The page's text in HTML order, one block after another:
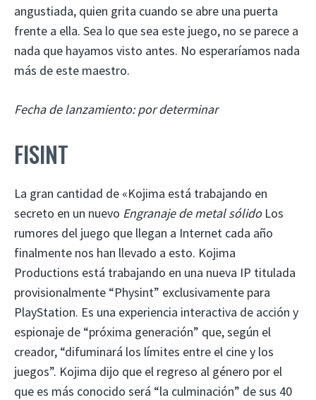
angustiada, quien grita cuando se abre una puerta
frente a ella. Sea lo que sea este juego, no se parece a
nada que hayamos visto antes. No esperaríamos nada
más de este maestro.
Fecha de lanzamiento: por determinar
FISINT
La gran cantidad de «Kojima está trabajando en
secreto en un nuevo Engranaje de metal sólidoLos
rumores del juego que llegan a Internet cada año
finalmente nos han llevado a esto. Kojima
Productions está trabajando en una nueva IP titulada
provisionalmente “Physint” exclusivamente para
PlayStation. Es una experiencia interactiva de acción y
espionaje de “próxima generación” que, según el
creador, “difuminará los límites entre el cine y los
juegos”. Kojima dijo que el regreso al género por el
que es más conocido será “la culminación” de sus 40